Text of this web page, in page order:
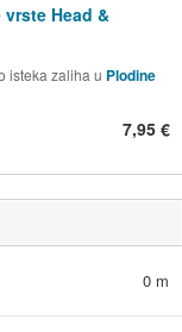
Head &
isteka zaliha u Plodine
7,95 €
0 m